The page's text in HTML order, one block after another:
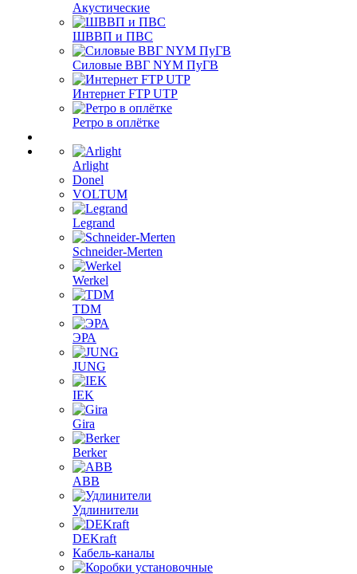
Акустические
ШВВП и ПВС
Силовые ВВГ NYM ПуГВ
Интернет FTP UTP
Ретро в оплётке
Arlight
Donel
VOLTUM
Legrand
Schneider-Merten
Werkel
TDM
ЭРА
JUNG
IEK
Gira
Berker
ABB
Удлинители
DEKraft
Кабель-каналы